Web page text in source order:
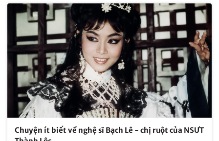
Chuyện ít biết về nghệ sĩ Bạch Lê - chị ruột của NSƯT